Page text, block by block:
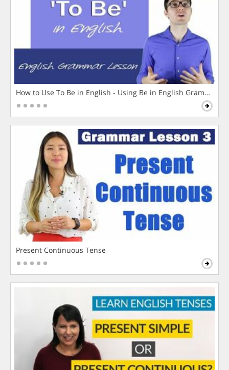
How to Use To Be in English - Using Be in English Grammar
Present Continuous Tense